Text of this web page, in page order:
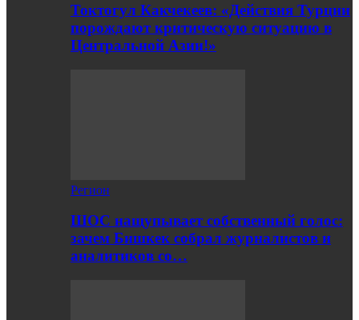
Токтогул Какчекеев: «Действия Турции
порождают критическую ситуацию в
Центральной Азии!»
Регион
ШОС нащупывает собственный голос:
зачем Бишкек собрал журналистов и
аналитиков со…